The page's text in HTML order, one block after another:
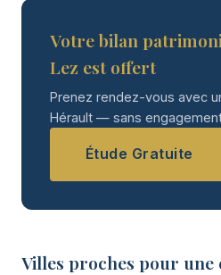
Votre bilan
Lez est offert
Prenez rendez-vous avec
Hérault — sans
Étude Gratuite
Villes proches pour une